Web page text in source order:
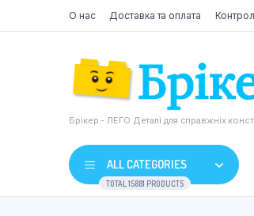
О нас Доставка та оплата
Брікер - ЛЕГО Деталі для справжніх
ALL CATEGORIES
TOTAL 15881 PRODUCTS